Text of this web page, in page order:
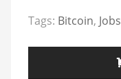
Tags: Bitcoin, Jobs